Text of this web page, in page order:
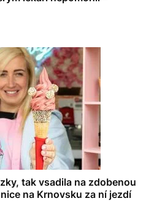
tak vsadila na zdobenou
na Krnovsku za ní jezdí